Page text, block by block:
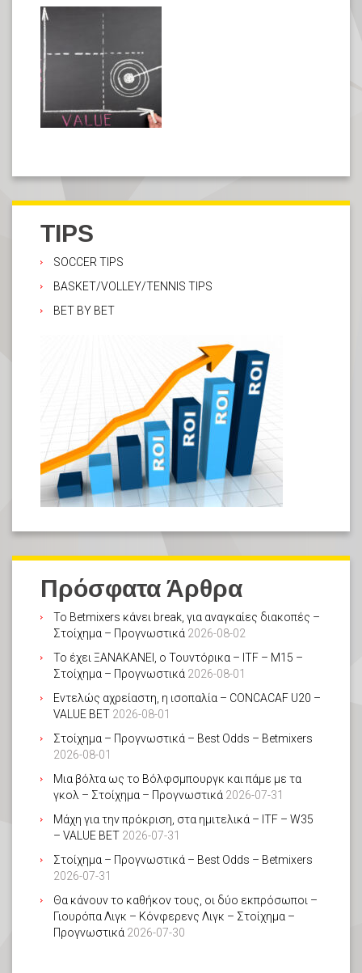
TIPS
SOCCER TIPS
BASKET/VOLLEY/TENNIS TIPS
BET BY BET
Πρόσφατα Άρθρα
Το Betmixers κάνει break, για αναγκαίες διακοπές –
Στοίχημα – Προγνωστικά 2026-08-02
Το έχει ΞΑΝΑΚΑΝΕΙ, ο Τουντόρικα – ITF – M15 –
Στοίχημα – Προγνωστικά 2026-08-01
Εντελώς αχρείαστη, η ισοπαλία – CONCACAF U20 –
VALUE BET 2026-08-01
Στοίχημα – Προγνωστικά – Best Odds – Betmixers
2026-08-01
Μια βόλτα ως το Βόλφσμπουργκ και πάμε με τα
γκολ – Στοίχημα – Προγνωστικά 2026-07-31
Μάχη για την πρόκριση, στα ημιτελικά – ITF – W35
– VALUE BET 2026-07-31
Στοίχημα – Προγνωστικά – Best Odds – Betmixers
2026-07-31
Θα κάνουν το καθήκον τους, οι δύο εκπρόσωποι –
Γιουρόπα Λιγκ – Κόνφερενς Λιγκ – Στοίχημα –
Προγνωστικά 2026-07-30